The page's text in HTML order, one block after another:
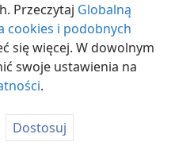
Przeczytaj Globalną
cookies i podobnych
się więcej. W dowolnym
swoje ustawienia na
.
Dostosuj
upodabniać do takich
ludzi! Lepiej
wśród nas działa
chrześcijan, zanim będzie
orędzie biblijne
— jako słowo Boże”
które wiernie ogłasza